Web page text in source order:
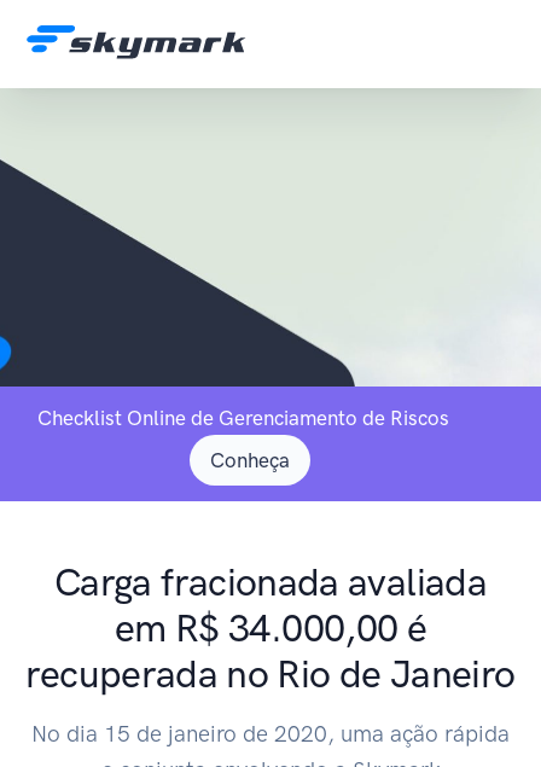
Checklist Online de Gerenciamento de Riscos
Conheça
Carga fracionada avaliada
em R$ 34.000,00 é
recuperada no Rio de Janeiro
No dia 15 de janeiro de 2020, uma ação rápida